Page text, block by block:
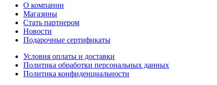
О компании
Магазины
Стать партнером
Новости
Подарочные сертификаты
Условия оплаты и доставки
Политика обработки персональных данных
Политика конфиденциальности